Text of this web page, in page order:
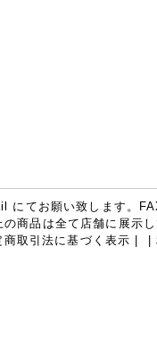
にてお願い致します。
の商品は全て店舗に展示
商取引法に基づく表示 |